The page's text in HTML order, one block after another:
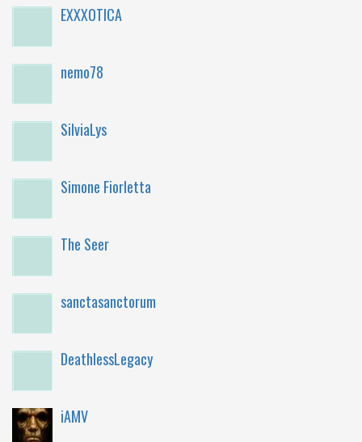
EXXXOTICA
nemo78
SilviaLys
Simone Fiorletta
The Seer
sanctasanctorum
DeathlessLegacy
iAMV